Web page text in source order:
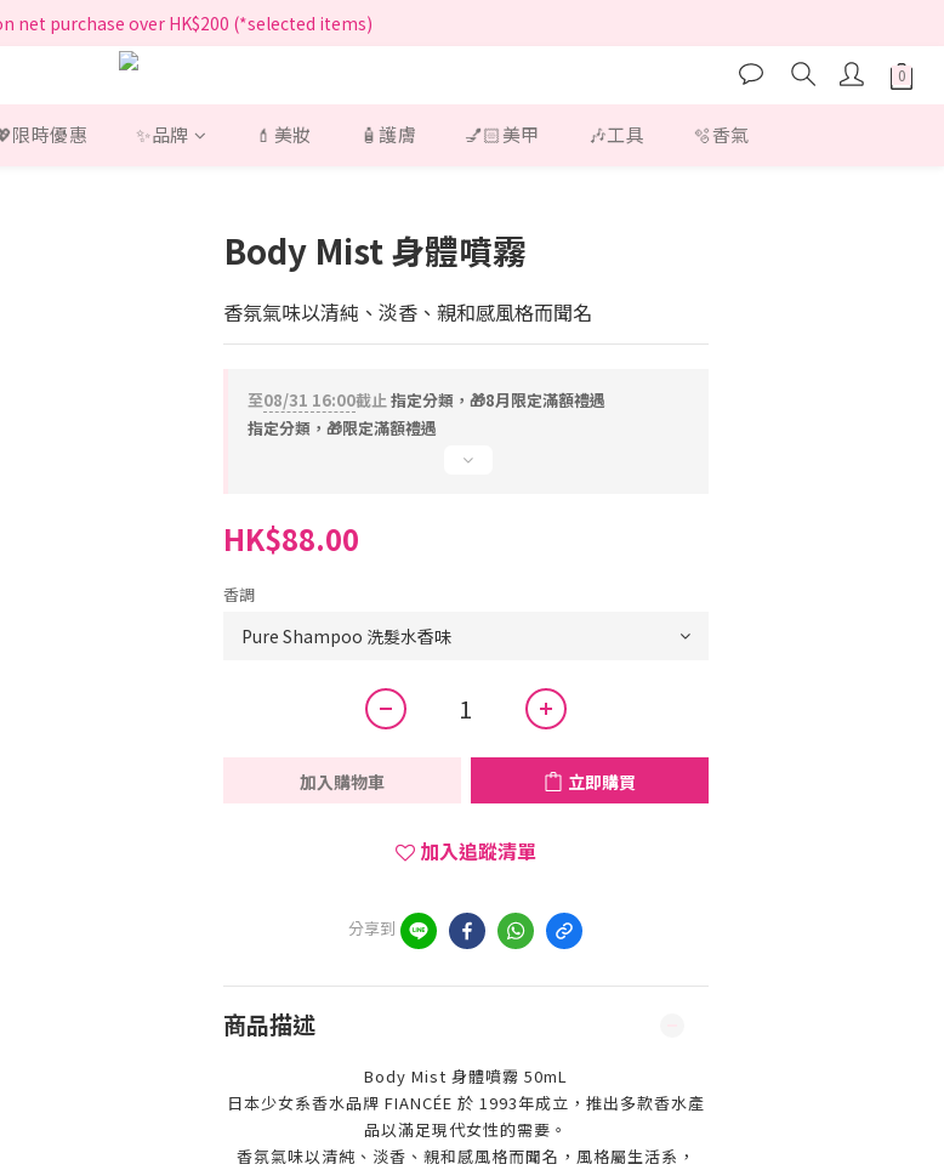
指定正價產品買滿$200享免運費
net purchase over HK$200 (*selected items)
指定正價產品買滿$200享免運費
限時優惠 ✨品牌 💄美妝 🧴護膚 💅🏻美甲 🎶工具 🫧香氣
Body Mist 身體噴霧
香氛氣味以清純、淡香、親和感風格而聞名
至08/31 16:00截止指定分類，🎁8月限定滿額禮遇
指定分類，🎁限定滿額禮遇
HK$88.00
香調
加入購物車 立即購買
加入追蹤清單
分享到
商品描述
Body Mist 身體噴霧 50mL
日本少女系香水品牌 FIANCÉE 於 1993年成立，推出多款香水產
品以滿足現代女性的需要。
香氛氣味以清純、淡香、親和感風格而聞名，風格屬生活系，